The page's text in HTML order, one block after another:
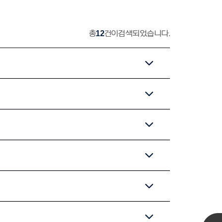
총12건이 검색되었습니다.